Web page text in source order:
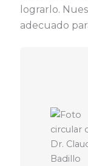
lograrlo.
adecuado